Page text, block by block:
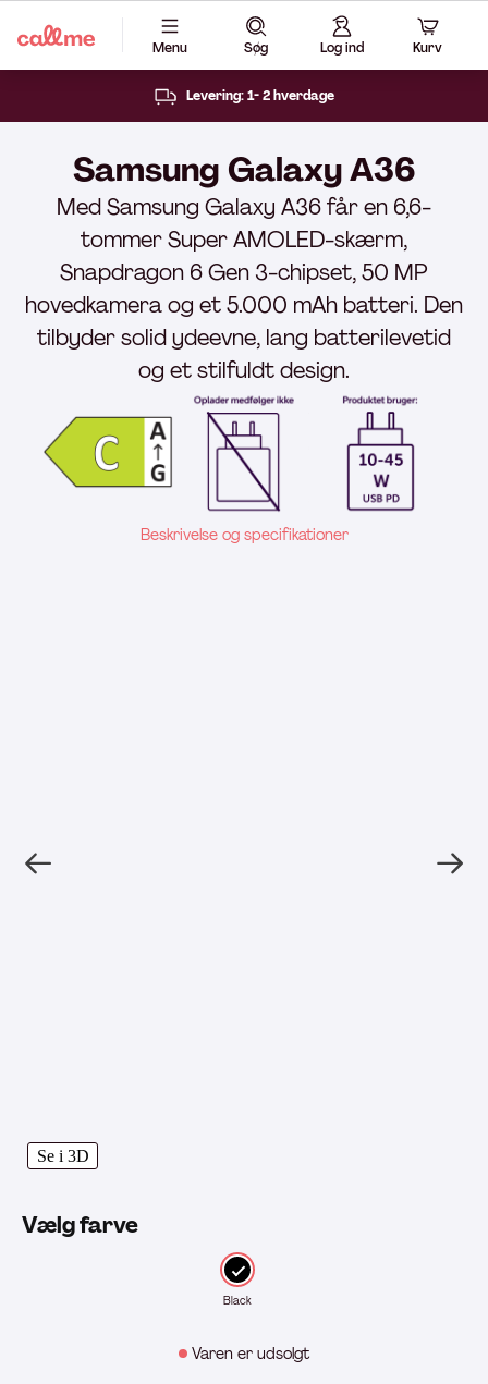
Menu Søg Log ind Kurv
Levering: 1- 2 hverdage
Se i 3D
Varen er udsolgt
Samsung Galaxy A36
Med Samsung Galaxy A36 får en 6,6-
tommer Super AMOLED-skærm,
Snapdragon 6 Gen 3-chipset, 50 MP
hovedkamera og et 5.000 mAh batteri. Den
tilbyder solid ydeevne, lang batterilevetid
og et stilfuldt design.
Beskrivelse og specifikationer
Vælg farve
Black